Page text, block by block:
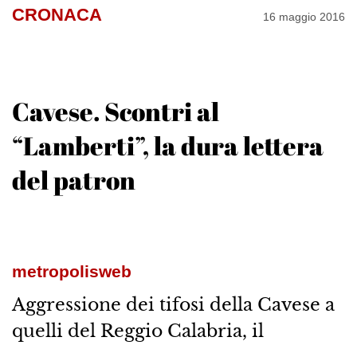
CRONACA 16 maggio 2016
Cavese. Scontri al
“Lamberti”, la dura lettera
del patron
metropolisweb
Aggressione dei tifosi della Cavese a
quelli del Reggio Calabria, il